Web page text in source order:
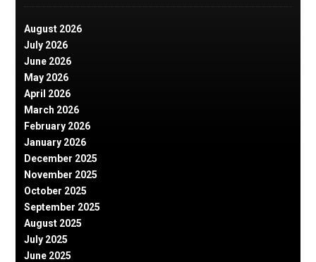
August 2026
July 2026
June 2026
May 2026
April 2026
March 2026
February 2026
January 2026
December 2025
November 2025
October 2025
September 2025
August 2025
July 2025
June 2025